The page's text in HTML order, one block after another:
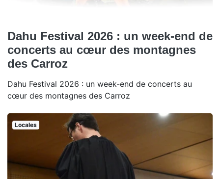
Dahu Festival 2026 : un week-end de
concerts au cœur des montagnes
des Carroz
Dahu Festival 2026 : un week-end de concerts au
cœur des montagnes des Carroz
Locales